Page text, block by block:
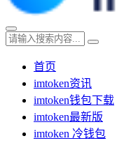
首页
imtoken资讯
imtoken钱包下载
imtoken最新版
imtoken 冷钱包